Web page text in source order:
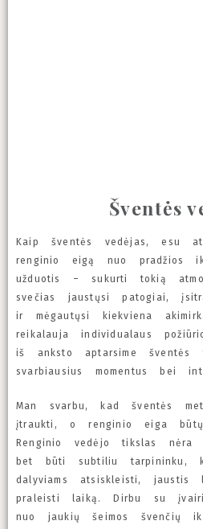
Šventės
Kaip šventės vedėjas, esu
renginio eigą nuo pradžios
užduotis – sukurti tokią
svečias jaustųsi patogiai,
ir mėgautųsi kiekviena
reikalauja individualaus
iš anksto aptarsime šventės
svarbiausius momentus bei
Man svarbu, kad šventės
įtraukti, o renginio eiga
Renginio vedėjo tikslas nėra
bet būti subtiliu tarpininku,
dalyviams atsiskleisti,
praleisti laiką. Dirbu su
nuo jaukių šeimos švenčių